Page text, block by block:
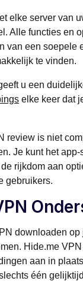
elke server van
Alle functies en
van een soepele
te vinden.
u een
elke keer dat
review is niet
Je kunt het app-
rijkdom aan
gebruikers.
downloaden op
Hide.me
aan in
één